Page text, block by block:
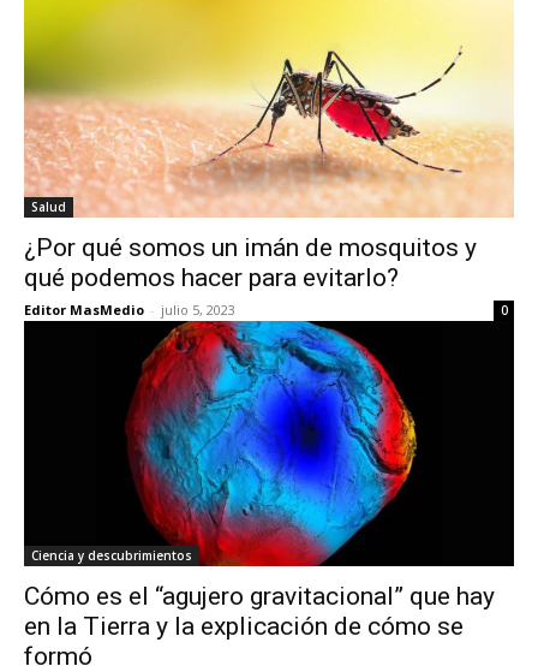
Salud
¿Por qué somos un imán de mosquitos y
qué podemos hacer para evitarlo?
Editor MasMedio - julio 5, 2023 0
Ciencia y descubrimientos
Cómo es el “agujero gravitacional” que hay
en la Tierra y la explicación de cómo se
formó